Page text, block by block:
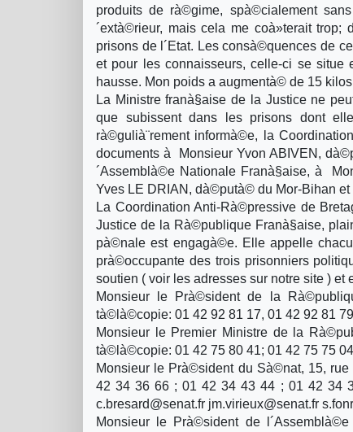
produits de rà©gime, spà©cialement
´extà©rieur, mais cela me coà»terait
prisons de l´Etat. Les consà©quences de
et pour les connaisseurs, celle-ci se situe
hausse. Mon poids a augmentà© de 15
La Ministre franà§aise de la Justice ne
que subissent dans les prisons dont
rà©gulià¨rement informà©e, la
documents à Monsieur Yvon ABIVEN,
´Assemblà©e Nationale Franà§aise, à
Yves LE DRIAN, dà©putà© du Mor-Bihan
La Coordination Anti-Rà©pressive de
Justice de la Rà©publique Franà§aise,
pà©nale est engagà©e. Elle appelle
prà©occupante des trois prisonniers
soutien ( voir les adresses sur notre site ) et
Monsieur le Prà©sident de la
tà©là©copie: 01 42 92 81 17, 01 42 92 81
Monsieur le Premier Ministre de la
tà©là©copie: 01 42 75 80 41; 01 42 75 75
Monsieur le Prà©sident du Sà©nat, 15,
42 34 36 66 ; 01 42 34 43 44 ; 01 42 34
c.bresard@senat.fr jm.virieux@senat.fr
Monsieur le Prà©sident de